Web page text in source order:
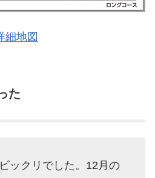
細地図
た
ックリでした。12月の